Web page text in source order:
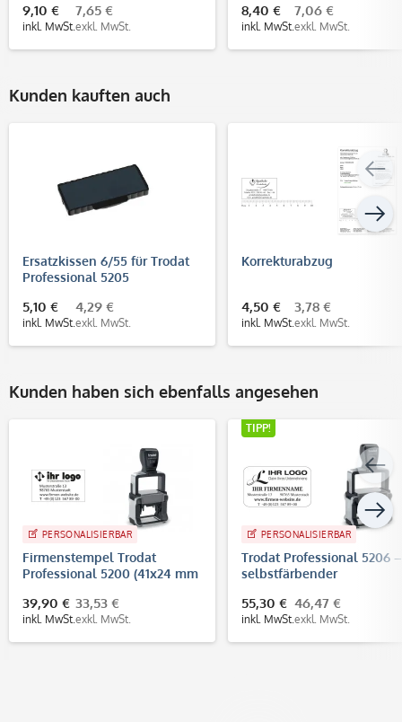
9,10 €
inkl. MwSt.
7,65 €
exkl. MwSt.
8,40 €
inkl. MwSt.
7,06 €
exkl. MwSt.
Kunden kauften auch
Ersatzkissen 6/55 für Trodat
Professional 5205
5,10 €
inkl. MwSt.
4,29 €
exkl. MwSt.
Korrekturabzug
4,50 €
inkl. MwSt.
3,78 €
exkl. MwSt.
Kunden haben sich ebenfalls angesehen
PERSONALISIERBAR
Firmenstempel Trodat
Professional 5200 (41x24 mm
39,90 €
inkl. MwSt.
33,53 €
exkl. MwSt.
TIPP!
PERSONALISIERBAR
Trodat Professional 5206 –
selbstfärbender
mm, 7 Zeilen
55,30 €
inkl. MwSt.
46,47 €
exkl. MwSt.